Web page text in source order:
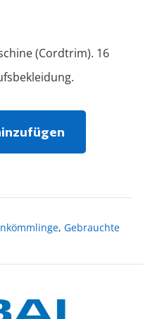
(Cordtrim). 16
, Gebrauchte